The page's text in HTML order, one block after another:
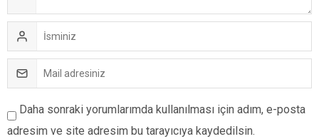
Daha sonraki yorumlarımda kullanılması için adım, e-posta
adresim ve site adresim bu tarayıcıya kaydedilsin.